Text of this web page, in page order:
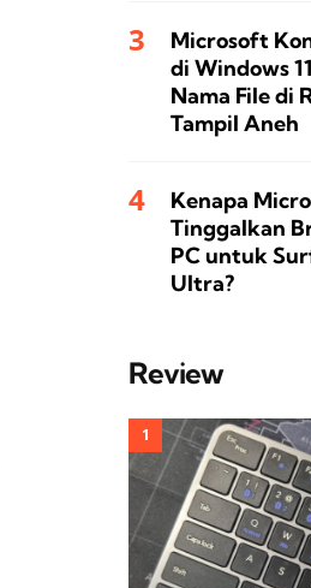
Microsoft
di Windows
Nama File di
Tampil Aneh
Kenapa
Tinggalkan
PC untuk
Ultra?
Review